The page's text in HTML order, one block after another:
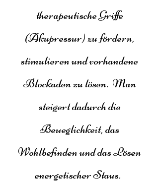
therapeutische Griffe
(Akupressur) zu fördern,
stimulieren und vorhandene
Blockaden zu lösen. Man
steigert dadurch die
Beweglichkeit, das
Wohlbefinden und das Lösen
energetischer Staus.